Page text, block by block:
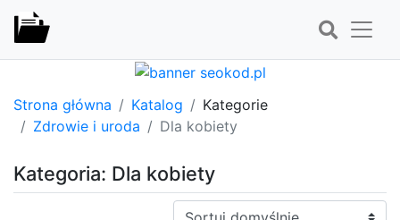
Strona główna Katalog
Kategorie
Zdrowie i uroda
Dla kobiety
Kategoria: Dla kobiety
Sortuj: